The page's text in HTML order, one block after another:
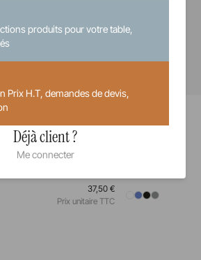
37,50 €
Prix unitaire TTC
produits pour votre table,
Prix H.T, demandes de devis,
Déjà client ?
Me connecter